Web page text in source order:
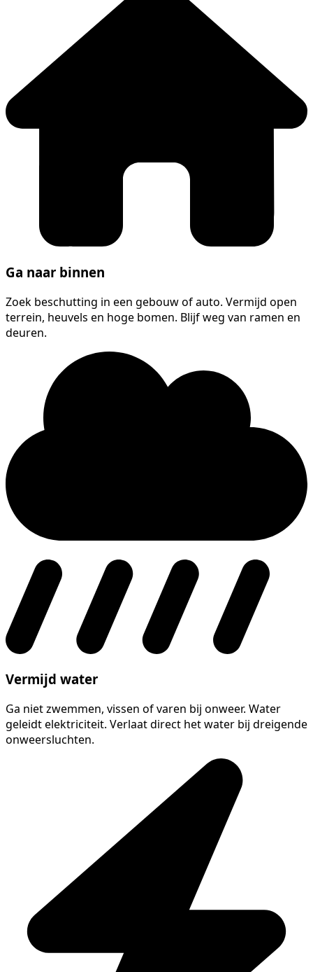
Ga naar binnen
Zoek beschutting in een gebouw of auto. Vermijd open
terrein, heuvels en hoge bomen. Blijf weg van ramen en
deuren.
Vermijd water
Ga niet zwemmen, vissen of varen bij onweer. Water
geleidt elektriciteit. Verlaat direct het water bij dreigende
onweersluchten.